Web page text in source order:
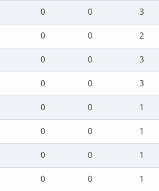
0 0
3
0 0
2
0 0
3
0 0
3
0 0
1
0 0
1
0 0
1
0 0
1